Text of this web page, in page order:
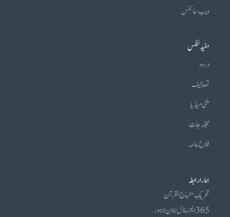
ویب سائٹس
مفید لنکس
درود
تصانیف
ملٹی میڈیا
مجلہ جات
فلاح عامہ
ہمارا رابطہ
تحریکِ منہاج القرآن
365 ایم، ماڈل ٹاؤن لاہور